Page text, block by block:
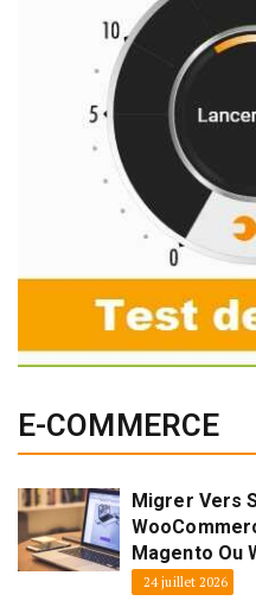
E-COMMERCE
Migrer Vers
Magento Ou
24 juillet 2026